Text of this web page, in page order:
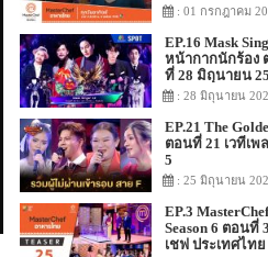
: 01 กรกฎาคม
EP.16 Mask
หน้ากากนักร้อง
ที่ 28 มิถุนายน
: 28 มิถุนายน
EP.21 The
ตอนที่ 21 เวทีเพ
5
: 25 มิถุนายน
EP.3
Season 6 ตอนที่
เชฟ ประเทศไท